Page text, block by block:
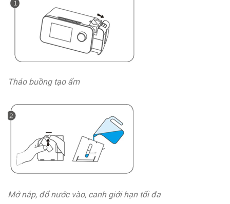
Tháo buồng tạo ẩm
Mở nắp, đổ nước vào, canh giới hạn tối đa